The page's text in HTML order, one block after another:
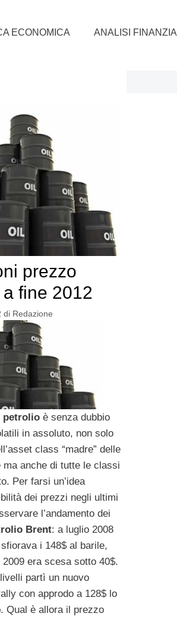
ECONOMICA ANALISI
prezzo
fine 2012
di Redazione
petrolioè senza dubbio
in assoluto, non solo
class “madre” delle
ma anche di tutte le classi
Per farsi un’idea
dei prezzi negli ultimi
l’andamento dei
Brent: a luglio 2008
i 148$ al barile,
2009 era scesa sotto 40$.
partì un nuovo
con approdo a 128$ lo
Qual è allora il prezzo